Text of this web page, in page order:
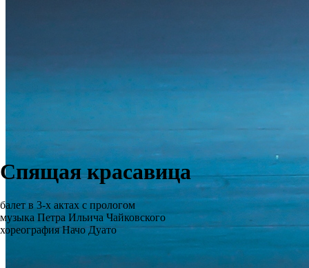
Спящая красавица
балет в 3-х актах с прологом
музыка Петра Ильича Чайковского
хореография Начо Дуато